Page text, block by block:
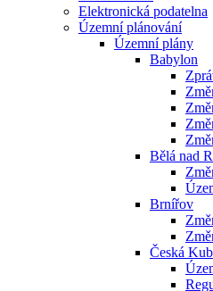
Elektronická podatelna
Územní plánování
Územní plány
Babylon
Bělá nad
Brnířov
Česká